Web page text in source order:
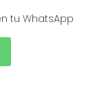
tu WhatsApp